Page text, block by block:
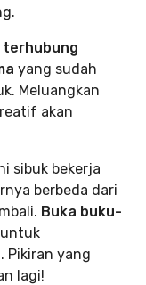
terhubung
yang sudah
Meluangkan
akan
sibuk bekerja
berbeda dari
Buka buku-
untuk
Pikiran yang
lagi!